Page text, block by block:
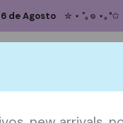
TAZAS PAPELERÍA &
de Agosto ✮ ⋆ ˚｡𖦹 ⋆｡°✩
Halloween Buffy
3 reseñas